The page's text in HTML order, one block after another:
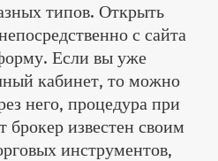
типов. Открыть
с сайта
Если вы уже
кабинет, то можно
него, процедура при
брокер известен своим
инструментов,